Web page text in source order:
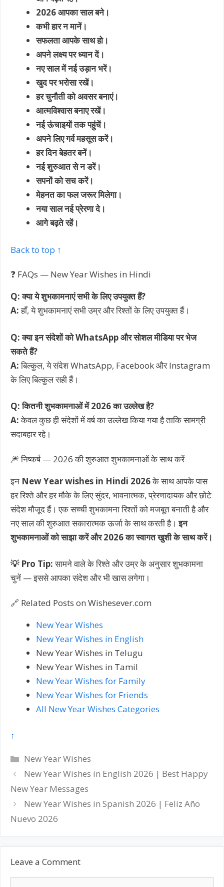
2026 आपका साल बने।
कभी हार न मानें।
सफलता आपके साथ हो।
अपने लक्ष्य पर ध्यान दें।
नए साल में नई उड़ान भरें।
खुद पर भरोसा रखें।
हर चुनौती को अवसर बनाएं।
आत्मविश्वास बनाए रखें।
नई ऊंचाइयों तक पहुंचें।
अपने लिए गर्व महसूस करें।
हर दिन बेहतर बनें।
नई शुरुआत से न डरें।
सपनों को सच करें।
मेहनत का फल जरूर मिलेगा।
नया साल नई प्रेरणा दे।
आगे बढ़ते रहें।
Back to top ↑
❓ FAQs — New Year Wishes in Hindi
Q: क्या ये शुभकामनाएं सभी के लिए उपयुक्त हैं?
A:हाँ, ये शुभकामनाएं सभी उम्र और रिश्तों के लिए उपयुक्त हैं।
Q: क्या इन संदेशों को WhatsApp और सोशल मीडिया पर भेज
सकते हैं?
A:बिल्कुल, ये संदेश WhatsApp, Facebook और Instagram
के लिए बिल्कुल सही हैं।
Q: कितनी शुभकामनाओं में 2026 का उल्लेख है?
A:केवल कुछ ही संदेशों में वर्ष का उल्लेख किया गया है ताकि सामग्री
सदाबहार रहे।
🎆 निष्कर्ष — 2026 की शुरुआत शुभकामनाओं के साथ करें
इन New Year wishes in Hindi 2026के साथ आपके पास
हर रिश्ते और हर मौके के लिए सुंदर, भावनात्मक, प्रेरणादायक और छोटे
संदेश मौजूद हैं। एक सच्ची शुभकामना रिश्तों को मजबूत बनाती है और
नए साल की शुरुआत सकारात्मक ऊर्जा के साथ करती है।इन
शुभकामनाओं को साझा करें और 2026 का स्वागत खुशी के साथ करें।
💡 Pro Tip:सामने वाले के रिश्ते और उम्र के अनुसार शुभकामना
चुनें — इससे आपका संदेश और भी खास लगेगा।
🔗 Related Posts on Wishesever.com
New Year Wishes
New Year Wishes in English
New Year Wishes in Telugu
New Year Wishes in Tamil
New Year Wishes for Family
New Year Wishes for Friends
All New Year Wishes Categories
↑
Categories
New Year Wishes
Post
navigation
New Year Wishes in English 2026 | Best Happy
New Year Messages
New Year Wishes in Spanish 2026 | Feliz Año
Nuevo 2026
Leave a Comment